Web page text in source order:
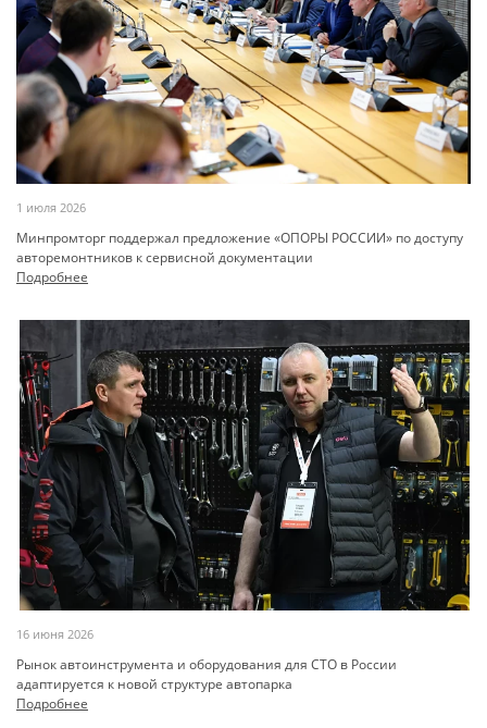
1 июля 2026
Минпромторг поддержал предложение «ОПОРЫ РОССИИ» по доступу
авторемонтников к сервисной документации
Подробнее
16 июня 2026
Рынок автоинструмента и оборудования для СТО в России
адаптируется к новой структуре автопарка
Подробнее